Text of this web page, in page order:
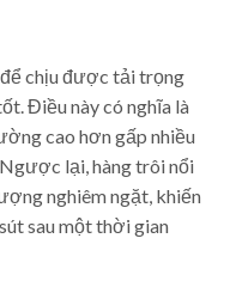
chịu được tải trọng
Điều này có nghĩa là
cao hơn gấp nhiều
lại, hàng trôi nổi
nghiêm ngặt, khiến
sau một thời gian